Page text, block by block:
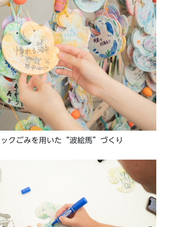
ックごみを用いた“波絵馬”づくり